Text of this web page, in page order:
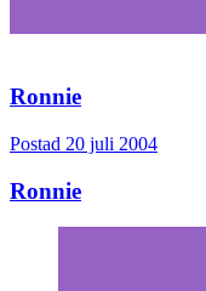
Ronnie
Postad 20 juli 2004
Ronnie